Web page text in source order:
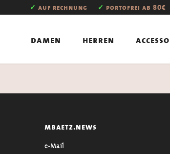
✓ auf rechnung ✓ portofrei ab 80€
damen herren
mbaetz.news
e-Mail